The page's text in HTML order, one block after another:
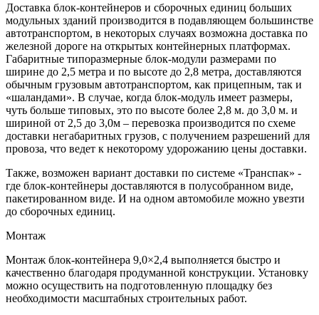
Доставка блок-контейнеров и сборочных единиц больших
модульных зданий производится в подавляющем большинстве
автотранспортом, в некоторых случаях возможна доставка по
железной дороге на открытых контейнерных платформах.
Габаритные типоразмерные блок-модули размерами по
ширине до 2,5 метра и по высоте до 2,8 метра, доставляются
обычным грузовым автотранспортом, как прицепным, так и
«шаландами». В случае, когда блок-модуль имеет размеры,
чуть больше типовых, это по высоте более 2,8 м. до 3,0 м. и
шириной от 2,5 до 3,0м – перевозка производится по схеме
доставки негабаритных грузов, с получением разрешений для
провоза, что ведет к некоторому удорожанию цены доставки.
Также, возможен вариант доставки по системе «Транспак» -
где блок-контейнеры доставляются в полусобранном виде,
пакетированном виде. И на одном автомобиле можно увезти
до сборочных единиц.
Монтаж
Монтаж блок-контейнера 9,0×2,4 выполняется быстро и
качественно благодаря продуманной конструкции. Установку
можно осуществить на подготовленную площадку без
необходимости масштабных строительных работ.